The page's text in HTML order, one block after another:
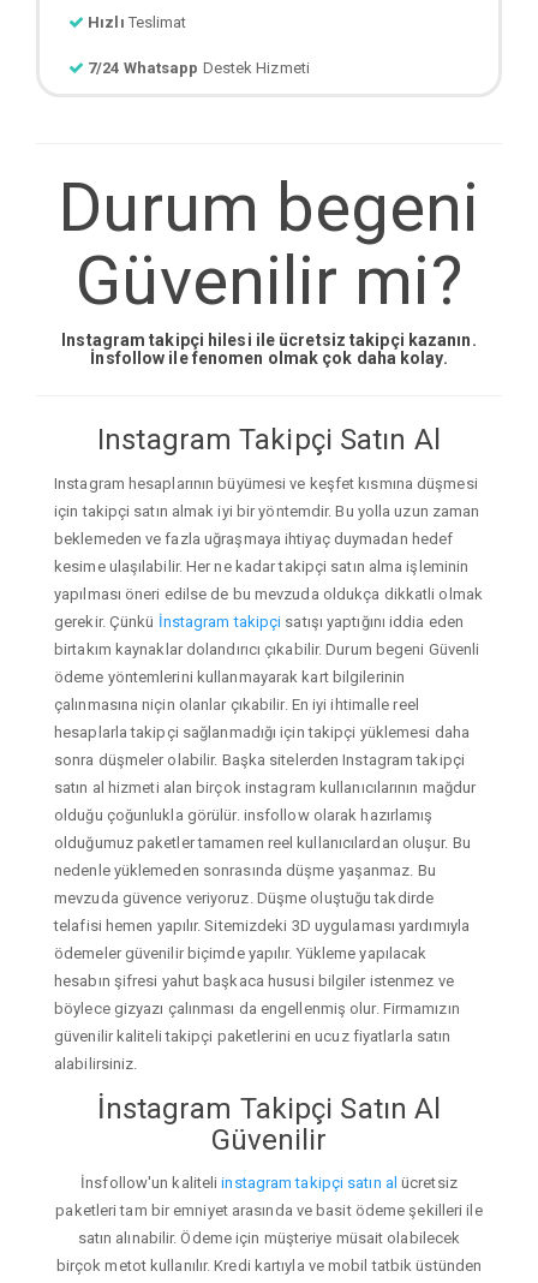
Hızlı Teslimat
7/24 Whatsapp Destek Hizmeti
Durum begeni
Güvenilir mi?
Instagram takipçi hilesi ile ücretsiz takipçi kazanın.
İnsfollow ile fenomen olmak çok daha kolay.
Instagram Takipçi Satın Al
Instagram hesaplarının büyümesi ve keşfet kısmına düşmesi
için takipçi satın almak iyi bir yöntemdir. Bu yolla uzun zaman
beklemeden ve fazla uğraşmaya ihtiyaç duymadan hedef
kesime ulaşılabilir. Her ne kadar takipçi satın alma işleminin
yapılması öneri edilse de bu mevzuda oldukça dikkatli olmak
gerekir. Çünkü İnstagram takipçi satışı yaptığını iddia eden
birtakım kaynaklar dolandırıcı çıkabilir. Durum begeni Güvenli
ödeme yöntemlerini kullanmayarak kart bilgilerinin
çalınmasına niçin olanlar çıkabilir. En iyi ihtimalle reel
hesaplarla takipçi sağlanmadığı için takipçi yüklemesi daha
sonra düşmeler olabilir. Başka sitelerden Instagram takipçi
satın al hizmeti alan birçok instagram kullanıcılarının mağdur
olduğu çoğunlukla görülür. insfollow olarak hazırlamış
olduğumuz paketler tamamen reel kullanıcılardan oluşur. Bu
nedenle yüklemeden sonrasında düşme yaşanmaz. Bu
mevzuda güvence veriyoruz. Düşme oluştuğu takdirde
telafisi hemen yapılır. Sitemizdeki 3D uygulaması yardımıyla
ödemeler güvenilir biçimde yapılır. Yükleme yapılacak
hesabın şifresi yahut başkaca hususi bilgiler istenmez ve
böylece gizyazı çalınması da engellenmiş olur. Firmamızın
güvenilir kaliteli takipçi paketlerini en ucuz fiyatlarla satın
alabilirsiniz.
İnstagram Takipçi Satın Al
Güvenilir
İnsfollow'un kaliteliinstagram takipçi satın al ücretsiz
paketleri tam bir emniyet arasında ve basit ödeme şekilleri ile
satın alınabilir. Ödeme için müşteriye müsait olabilecek
birçok metot kullanılır. Kredi kartıyla ve mobil tatbik üstünden